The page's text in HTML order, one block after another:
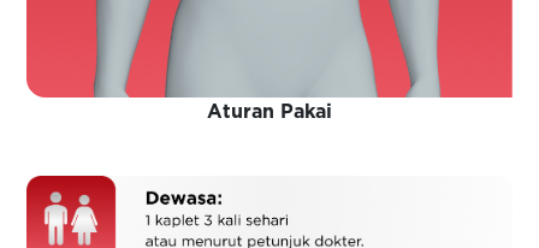
Aturan Pakai